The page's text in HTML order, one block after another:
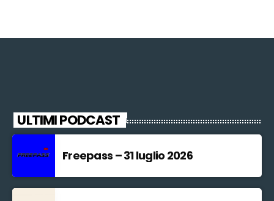
ULTIMI PODCAST
Freepass – 31 luglio 2026